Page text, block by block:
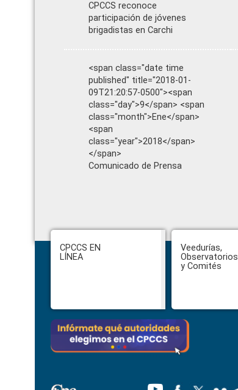
CPCCS reconoce
participación de jóvenes
brigadistas en Carchi
<span class="date time
published" title="2018-01-
09T21:20:57-0500"><span
class="day">9</span> <span
class="month">Ene</span>
<span
class="year">2018</span>
</span>
Comunicado de Prensa
Footer
CPCCS EN
LÍNEA
Veedurías,
Observatorios
y Comités